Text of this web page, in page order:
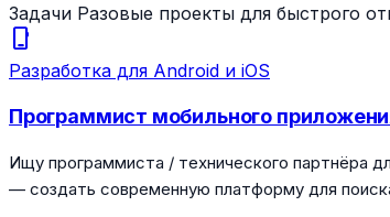
Задачи Разовые проекты для быстрого
phone_iphone
Разработка для Android и iOS
Программист мобильного
Ищу программиста / технического партнёра
— создать современную платформу для